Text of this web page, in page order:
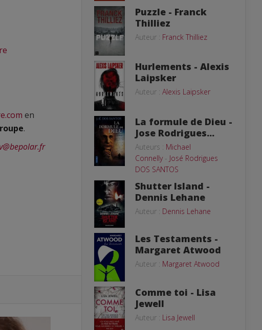
en
.
Puzzle - Franck
Thilliez
Auteur : Franck Thilliez
Hurlements - Alexis
Laipsker
Auteur : Alexis Laipsker
La formule de Dieu -
Jose Rodrigues...
Auteurs : Michael
Connelly- José Rodrigues
DOS SANTOS
Shutter Island -
Dennis Lehane
Auteur : Dennis Lehane
Les Testaments -
Margaret Atwood
Auteur : Margaret Atwood
Comme toi - Lisa
Jewell
Auteur : Lisa Jewell